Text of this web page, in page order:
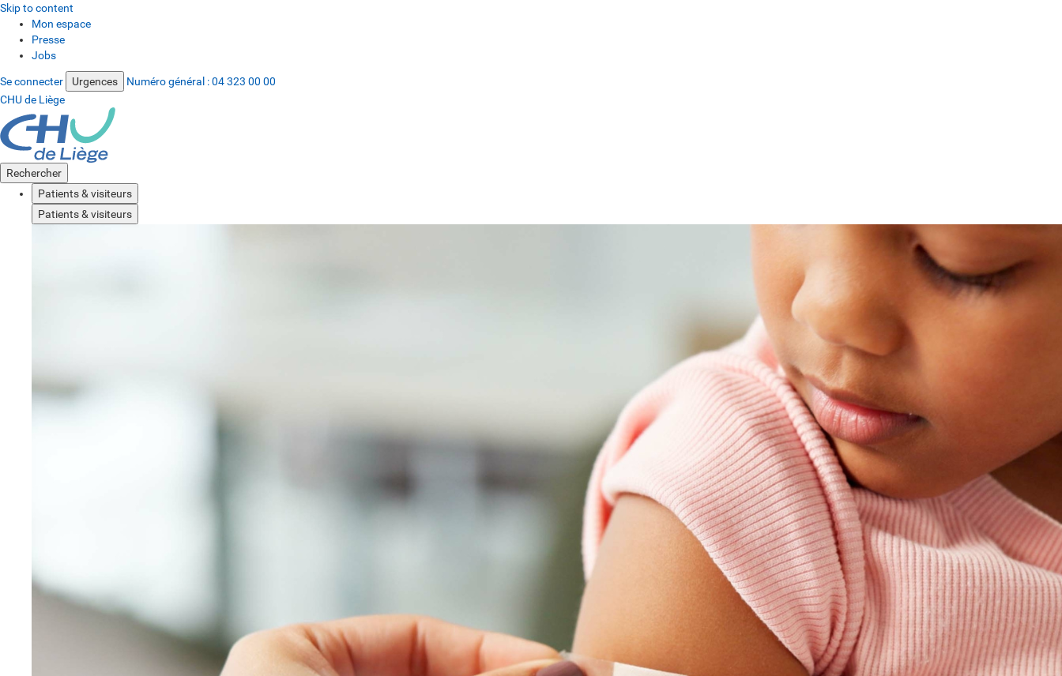
Skip to content
Mon espace
Presse
Jobs
Se connecter Urgences Numéro général :04 323 00 00
CHU de Liège
Rechercher
Patients & visiteurs
Patients & visiteurs